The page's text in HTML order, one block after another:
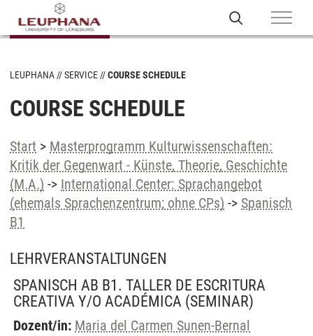
LEUPHANA SERVICE COURSE SCHEDULE
COURSE SCHEDULE
Start > Masterprogramm Kulturwissenschaften:
Kritik der Gegenwart - Künste, Theorie, Geschichte
(M.A.) -> International Center: Sprachangebot
(ehemals Sprachenzentrum; ohne CPs) -> Spanisch
B1
LEHRVERANSTALTUNGEN
SPANISCH AB B1. TALLER DE ESCRITURA
CREATIVA Y/O ACADÉMICA (SEMINAR)
Dozent/in: Maria del Carmen Sunen-Bernal